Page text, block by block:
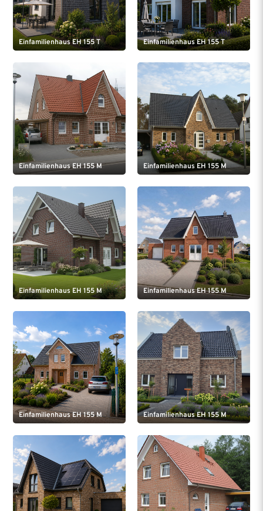
Einfamilienhaus EH 155 T Einfamilienhaus EH 155 T
Einfamilienhaus EH 155 M Einfamilienhaus EH 155 M
Einfamilienhaus EH 155 M Einfamilienhaus EH 155 M
Einfamilienhaus EH 155 M Einfamilienhaus EH 155 M